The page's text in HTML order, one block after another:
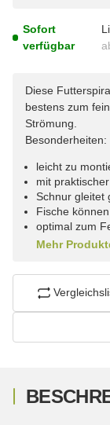
Sofort
verfügbar
Diese
bestens zum
Strömung.
Besonderheiten:
leicht zu
mit
Schnur gleitet
Fische
optimal zum
Mehr